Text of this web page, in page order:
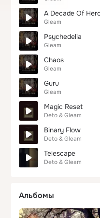
A Decade Of
Gleam
Psychedelia
Gleam
Chaos
Gleam
Guru
Gleam
Magic Reset
Deto & Gleam
Binary Flow
Deto & Gleam
Telescape
Deto & Gleam
Альбомы